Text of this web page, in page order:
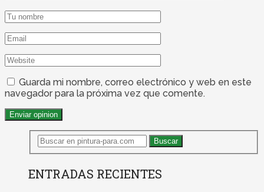
Guarda mi nombre, correo electrónico y web en este
navegador para la próxima vez que comente.
ENTRADAS RECIENTES